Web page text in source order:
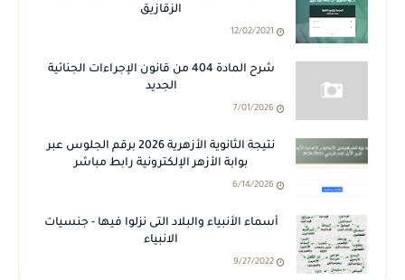
الزقازيق
12/02/2021
شرح المادة 404 من قانون الإجراءات الجنائية
الجديد
7/01/2026
نتيجة الثانوية الأزهرية 2026 برقم الجلوس عبر
بوابة الأزهر الإلكترونية رابط مباشر
6/14/2026
أسماء الأنبياء والبلاد التى نزلوا فيها - جنسيات
الانبياء
9/27/2022